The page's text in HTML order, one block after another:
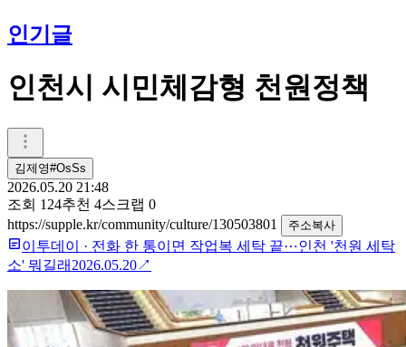
인기글
인천시 시민체감형 천원정책
김제영#OsSs
2026.05.20 21:48
조회 124추천 4스크랩 0
https://supple.kr/community/culture/130503801
주소복사
이투데이 · 전화 한 통이면 작업복 세탁 끝⋯인천 '천원 세탁
소' 뭐길래 2026.05.20↗